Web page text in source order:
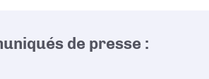
de presse :